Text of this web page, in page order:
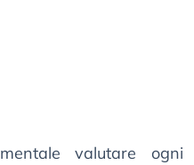
valutare ogni